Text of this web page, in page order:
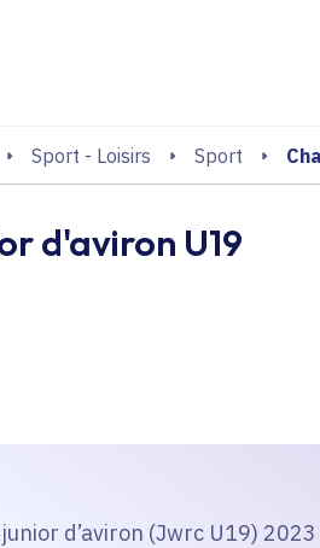
Sport - Loisirs Sport
d'aviron U19
d’aviron (Jwrc U19)